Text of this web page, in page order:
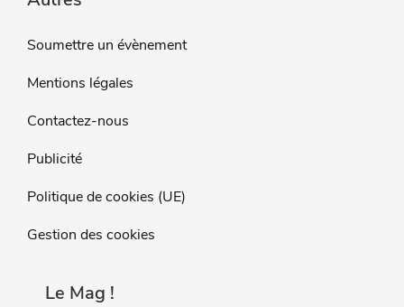
Soumettre un évènement
Mentions légales
Contactez-nous
Publicité
Politique de cookies (UE)
Gestion des cookies
Le Mag !